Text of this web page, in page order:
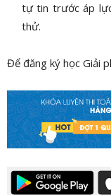
tự tin trước áp
thử.
Để đăng ký học Giải